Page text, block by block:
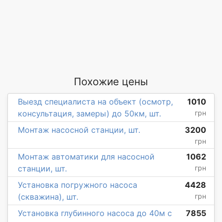
Похожие цены
Выезд специалиста на объект (осмотр,
консультация, замеры) до 50км, шт.
1010
грн
Монтаж насосной станции, шт. 3200
грн
Монтаж автоматики для насосной
станции, шт.
1062
грн
Установка погружного насоса
(скважина), шт.
4428
грн
Установка глубинного насоса до 40м с
7855